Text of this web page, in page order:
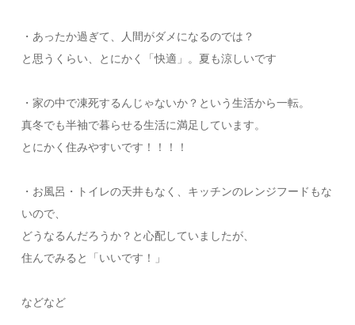
・あったか過ぎて、人間がダメになるのでは？
と思うくらい、とにかく「快適」。夏も涼しいです
・家の中で凍死するんじゃないか？という生活から一転。
真冬でも半袖で暮らせる生活に満足しています。
とにかく住みやすいです！！！！
・お風呂・トイレの天井もなく、キッチンのレンジフードもな
いので、
どうなるんだろうか？と心配していましたが、
住んでみると「いいです！」
などなど